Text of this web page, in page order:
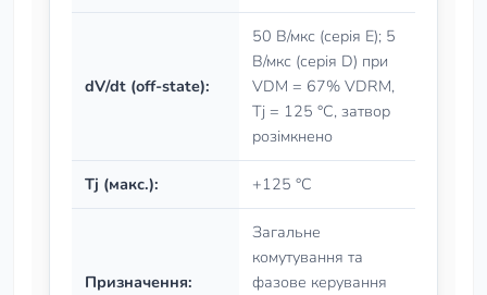
dV/dt (off-state):
50 В/мкс (серія E); 5
В/мкс (серія D) при
VDM = 67% VDRM,
Tj = 125 °C, затвор
розімкнено
Tj (макс.): +125 °C
Призначення:
Загальне
комутування та
фазове керування